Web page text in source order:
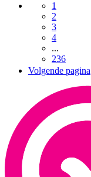
1
2
3
4
...
236
Volgende pagina